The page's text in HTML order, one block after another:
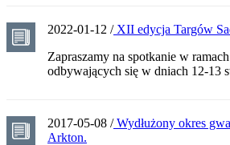
2022-01-12 /XII edycja Targów
Zapraszamy na spotkanie w
odbywających się w dniach 12-13
2017-05-08 /Wydłużony okres
Arkton.